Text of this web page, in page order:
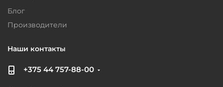
Блог
Производители
Наши контакты
+375 44 757-88-00